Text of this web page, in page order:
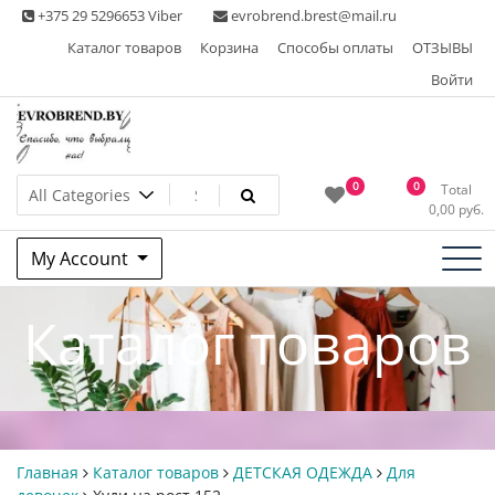
Skip +375 29 5296653 Viber
evrobrend.brest@mail.ru
Каталог товаров
Корзина Способы оплаты
ОТЗЫВЫ
Войти
Интернет-магазин одежды
second hand
0 0
Total
0,00 руб.
My Account
Каталог товаров
Главная Каталог товаров ДЕТСКАЯ ОДЕЖДА
Для